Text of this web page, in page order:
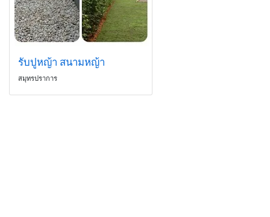
รับปูหญ้า สนามหญ้า
สมุทรปราการ